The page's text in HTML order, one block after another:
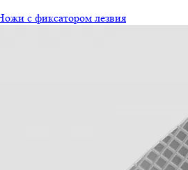
с фиксатором лезвия